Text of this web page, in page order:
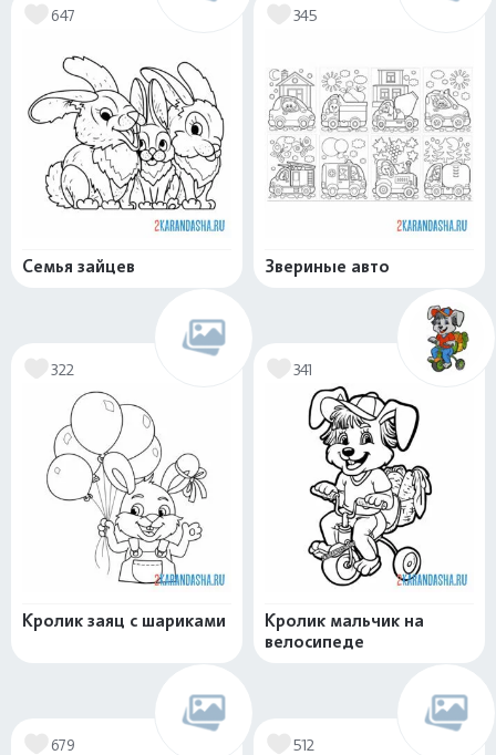
647
Семья зайцев
345
Звериные авто
322
Кролик заяц с шариками
341
Кролик мальчик на
велосипеде
679 512